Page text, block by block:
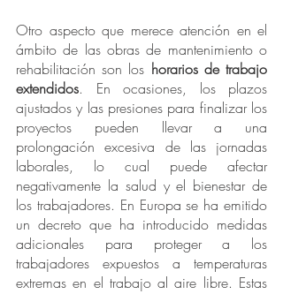
Otro aspecto que merece atención en el
ámbito de las obras de mantenimiento o
rehabilitación son los horarios de trabajo
extendidos. En ocasiones, los plazos
ajustados y las presiones para finalizar los
proyectos pueden llevar a una
prolongación excesiva de las jornadas
laborales, lo cual puede afectar
negativamente la salud y el bienestar de
los trabajadores. En Europa se ha emitido
un decreto que ha introducido medidas
adicionales para proteger a los
trabajadores expuestos a temperaturas
extremas en el trabajo al aire libre. Estas